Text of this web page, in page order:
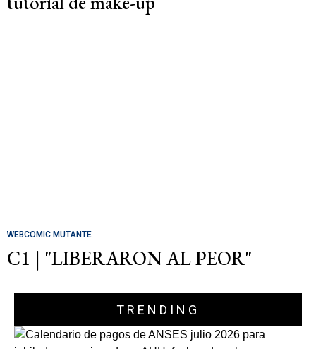
WEBCOMIC MUTANTE
C1 | "LIBERARON AL PEOR"
TRENDING